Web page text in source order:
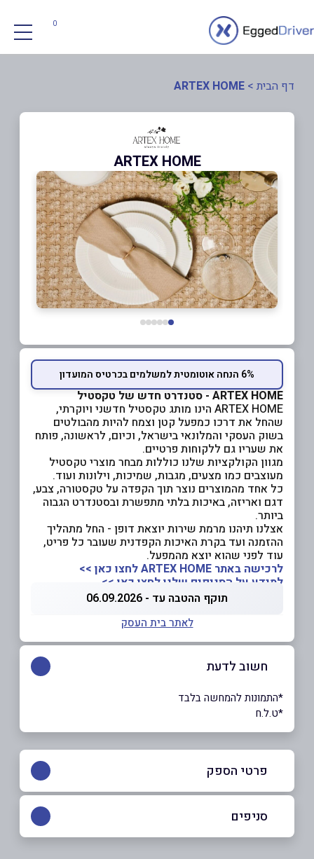
0
דף הבית >
ARTEX HOME
ARTEX HOME
6% הנחה אוטומטית למשלמים בכרטיס המועדון
ARTEX HOME - סטנדרט חדש של טקסטיל
ARTEX HOME הינו מותג טקסטיל חדשני ויוקרתי,
שהחל את דרכו כמפעל קטן וצמח להיות מהבולטים
בשוק העסקי והמלונאי בישראל, וכיום, לראשונה, פותח
את שעריו גם ללקוחות פרטיים.
מגוון הקולקציות שלנו כוללות מבחר מוצרי טקסטיל
מעוצבים כמו מצעים, מגבות, שמיכות, וילונות ועוד.
כל אחד מהמוצרים נוצר תוך הקפדה על טקסטורה, צבע,
דגם ואריזה, באיכות בלתי מתפשרת ובסטנדרט הגבוה
ביותר.
אצלנו תיהנו מרמת שירות יוצאת דופן - החל מתהליך
ההזמנה ועד בקרת האיכות הקפדנית שעובר כל פריט,
עוד לפני שהוא יוצא מהמפעל.
לרכישה באתר ARTEX HOME לחצו כאן >>
למידע על הסניפים שלנו לחצו כאן >>
תוקף ההטבה עד - 06.09.2026
לאתר בית העסק
חשוב לדעת
*התמונות להמחשה בלבד
*ט.ל.ח
פרטי הספק
באתר בפייסבוק באינסטגרם
סניפים